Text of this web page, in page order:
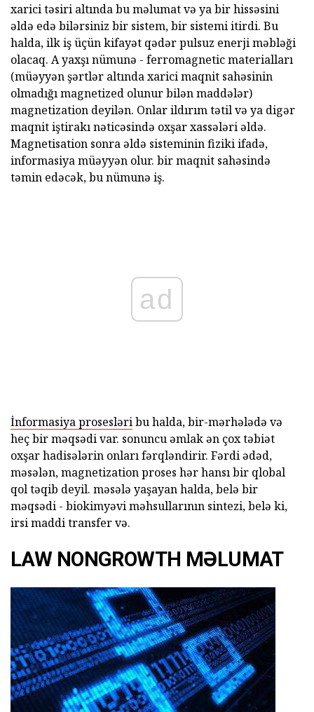
xarici təsiri altında bu məlumat və ya bir hissəsini
əldə edə bilərsiniz bir sistem, bir sistemi itirdi. Bu
halda, ilk iş üçün kifayət qədər pulsuz enerji məbləği
olacaq. A yaxşı nümunə - ferromagnetic materialları
(müəyyən şərtlər altında xarici maqnit sahəsinin
olmadığı magnetized olunur bilən maddələr)
magnetization deyilən. Onlar ildırım tətil və ya digər
maqnit iştirakı nəticəsində oxşar xassələri əldə.
Magnetisation sonra əldə sisteminin fiziki ifadə,
informasiya müəyyən olur. bir maqnit sahəsində
təmin edəcək, bu nümunə iş.
ad
İnformasiya prosesləribu halda, bir-mərhələdə və
heç bir məqsədi var. sonuncu əmlak ən çox təbiət
oxşar hadisələrin onları fərqləndirir. Fərdi ədəd,
məsələn, magnetization proses hər hansı bir qlobal
qol təqib deyil. məsələ yaşayan halda, belə bir
məqsədi - biokimyəvi məhsullarının sintezi, belə ki,
irsi maddi transfer və.
LAW NONGROWTH MƏLUMAT